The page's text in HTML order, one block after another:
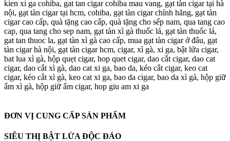
kien xi ga cohiba, gat tan cigar cohiba mau vang, gạt tàn cigar tại hà
nội, gạt tàn cigar tại hcm, cohiba, gạt tàn cigar chính hãng, gạt tàn
cigar cao cấp, quà tặng cao cấp, quà tặng cho sếp nam, qua tang cao
cap, qua tang cho sep nam, gạt tàn xì gà thuốc lá, gạt tàn thuốc lá,
gat tan thuoc la, gạt tàn xì gà cao cấp, mua gạt tàn cigar ở đâu, gạt
tàn cigar hà nội, gạt tàn cigar hcm, cigar, xì gà, xi ga, bật lửa cigar,
bat lua xì gà, hộp quẹt cigar, hop quet cigar, dao cắt cigar, dao cat
cigar, dao cắt xì gà, dao cat xi ga, bao da, kéo cắt cigar, keo cat
cigar, kéo cắt xì gà, keo cat xi ga, bao da cigar, bao da xì gà, hộp giữ
ẩm xì gà, hộp giữ ẩm cigar, hop giu am xi ga
ĐƠN VỊ CUNG CẤP SẢN PHẨM
SIÊU THỊ BẬT LỬA ĐỘC ĐÁO